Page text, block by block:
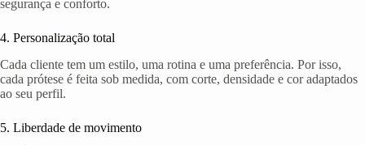
segurança e conforto.
4. Personalização total
Cada cliente tem um estilo, uma rotina e uma preferência. Por isso,
cada prótese é feita sob medida, com corte, densidade e cor adaptados
ao seu perfil.
5. Liberdade de movimento